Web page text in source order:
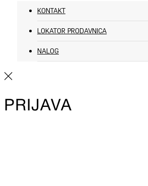
KONTAKT
LOKATOR PRODAVNICA
NALOG
PRIJAVA